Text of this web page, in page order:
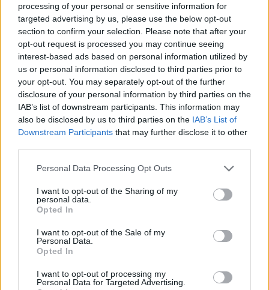
processing of your personal or sensitive information for
targeted advertising by us, please use the below opt-out
section to confirm your selection. Please note that after your
opt-out request is processed you may continue seeing
interest-based ads based on personal information utilized by
us or personal information disclosed to third parties prior to
your opt-out. You may separately opt-out of the further
disclosure of your personal information by third parties on the
IAB’s list of downstream participants. This information may
also be disclosed by us to third parties on the IAB’s List of
Downstream Participants that may further disclose it to other
Personal Data Processing Opt Outs
I want to opt-out of the Sharing of my
personal data.
Opted In
I want to opt-out of the Sale of my
Personal Data.
Opted In
I want to opt-out of processing my
Personal Data for Targeted Advertising.
Commenti
Accedioregistratiper commentare questo
L'email è richiesta ma non verrà mostrata ai visitatori. Il contenuto di questo
commento esprime il pensiero dell'autore e non rappresenta la linea editoriale
di VareseNews.it, che rimane autonoma e indipendente. I messaggi inclusi nei
che includano uno o più link a siti esterni verranno rimossi in automatico dal